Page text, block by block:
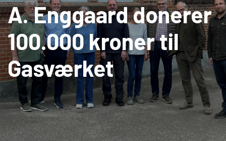
A. Enggaard donerer
100.000 kroner til
Gasværket